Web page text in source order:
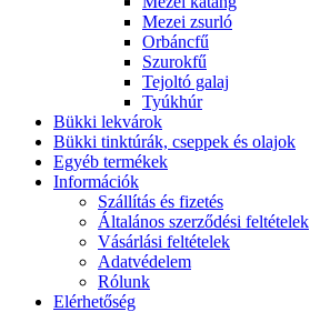
Mezei zsurló
Orbáncfű
Szurokfű
Tejoltó galaj
Tyúkhúr
Bükki lekvárok
Bükki tinktúrák, cseppek és olajok
Egyéb termékek
Információk
Szállítás és fizetés
Általános szerződési feltételek
Vásárlási feltételek
Adatvédelem
Rólunk
Elérhetőség